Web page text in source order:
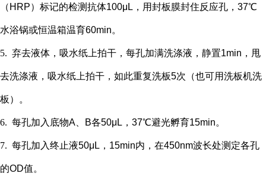
（ HRP）标记的检测抗体100μL，用封板膜封住反应孔，37℃
水浴锅或恒温箱温育60min。
5. 弃去液体，吸水纸上拍干，每孔加满洗涤液，静置1min，甩
去洗涤液，吸水纸上拍干，如此重复洗板5次（也可用洗板机洗
板）。
6. 每孔加入底物A、B各50μL，37℃避光孵育15min。
7. 每孔加入终止液50μL，15min内，在450nm波长处测定各孔
的OD值。